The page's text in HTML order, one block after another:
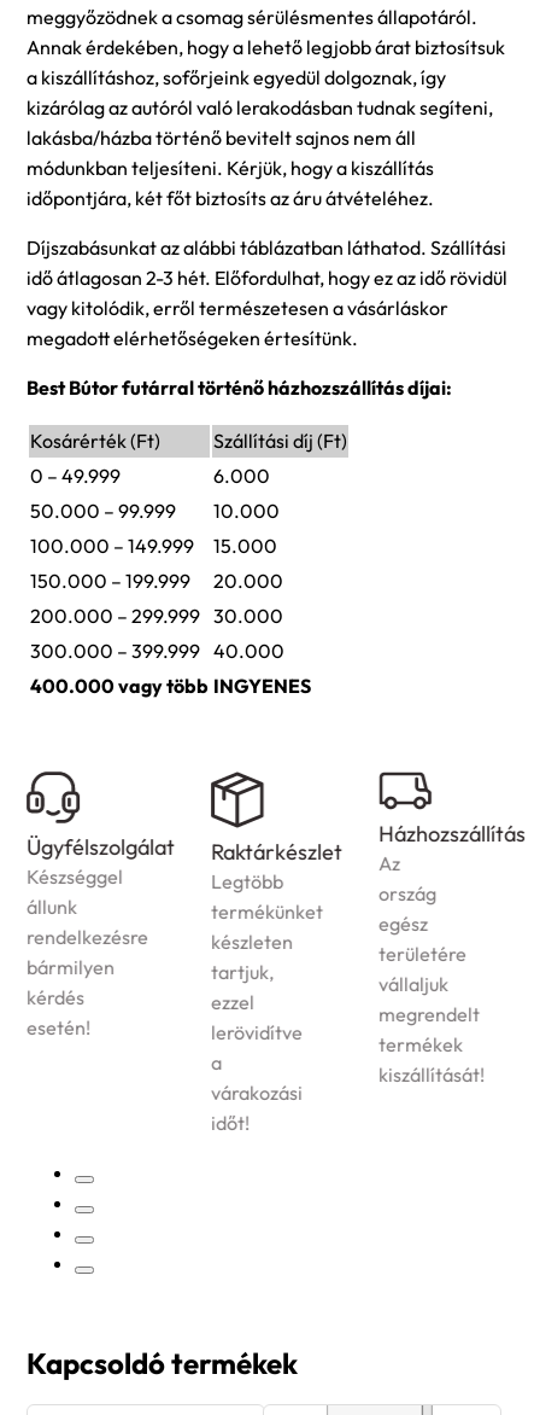
meggyőzödnek a csomag sérülésmentes állapotáról.
Annak érdekében, hogy a lehető legjobb árat biztosítsuk
a kiszállításhoz, sofőrjeink egyedül dolgoznak, így
kizárólag az autóról való lerakodásban tudnak segíteni,
lakásba/házba történő bevitelt sajnos nem áll
módunkban teljesíteni. Kérjük, hogy a kiszállítás
időpontjára, két főt biztosíts az áru átvételéhez.
Díjszabásunkat az alábbi táblázatban láthatod. Szállítási
idő átlagosan 2-3 hét. Előfordulhat, hogy ez az idő rövidül
vagy kitolódik, erről természetesen a vásárláskor
megadott elérhetőségeken értesítünk.
Best Bútor futárral történő házhozszállítás díjai:
Kosárérték (Ft)
Szállítási díj (Ft)
0 – 49.999
6.000
50.000 – 99.999
10.000
100.000 – 149.999
15.000
150.000 – 199.999
20.000
200.000 – 299.999 30.000
300.000 – 399.999 40.000
400.000 vagy több INGYENES
Ügyfélszolgálat
Készséggel
állunk
rendelkezésre
bármilyen
kérdés
esetén!
Raktárkészlet
Legtöbb
termékünket
készleten
tartjuk,
ezzel
lerövidítve
a
várakozási
időt!
Házhozszállítás
Az
ország
egész
területére
vállaljuk
megrendelt
termékek
kiszállítását!
Kapcsoldó termékek